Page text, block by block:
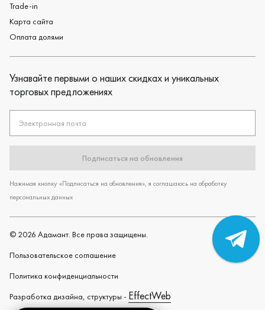
Trade-in
Карта сайта
Оплата долями
Узнавайте первыми о наших скидках и уникальных
торговых предложениях
Электронная почта
Подписаться на обновления
Нажимая кнопку «Подписаться на обновления», я соглашаюсь на обработку
персональных данных
© 2026 Адамант. Все права защищены.
Пользовательское cоглашение
Политика конфиденциальности
Разработка дизайна, структуры - EffectWeb